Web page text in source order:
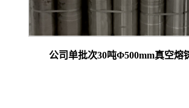
公司单批次30吨Φ500mm真空熔